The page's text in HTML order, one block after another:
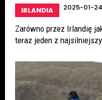
IRLANDIA 2025-01-24
Zarówno przez Irlandię
teraz jeden z